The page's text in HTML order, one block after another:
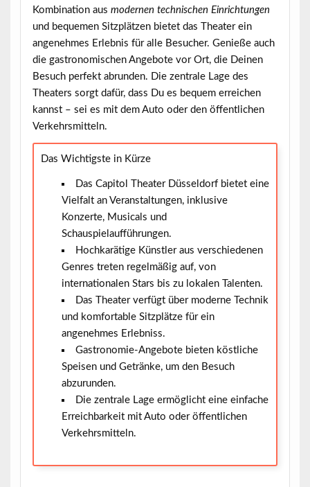
Kombination aus modernen technischen Einrichtungen
und bequemen Sitzplätzen bietet das Theater ein
angenehmes Erlebnis für alle Besucher. Genieße auch
die gastronomischen Angebote vor Ort, die Deinen
Besuch perfekt abrunden. Die zentrale Lage des
Theaters sorgt dafür, dass Du es bequem erreichen
kannst – sei es mit dem Auto oder den öffentlichen
Verkehrsmitteln.
Das Wichtigste in Kürze
Das Capitol Theater Düsseldorf bietet eine
Vielfalt an Veranstaltungen, inklusive
Konzerte, Musicals und
Schauspielaufführungen.
Hochkarätige Künstler aus verschiedenen
Genres treten regelmäßig auf, von
internationalen Stars bis zu lokalen Talenten.
Das Theater verfügt über moderne Technik
und komfortable Sitzplätze für ein
angenehmes Erlebniss.
Gastronomie-Angebote bieten köstliche
Speisen und Getränke, um den Besuch
abzurunden.
Die zentrale Lage ermöglicht eine einfache
Erreichbarkeit mit Auto oder öffentlichen
Verkehrsmitteln.